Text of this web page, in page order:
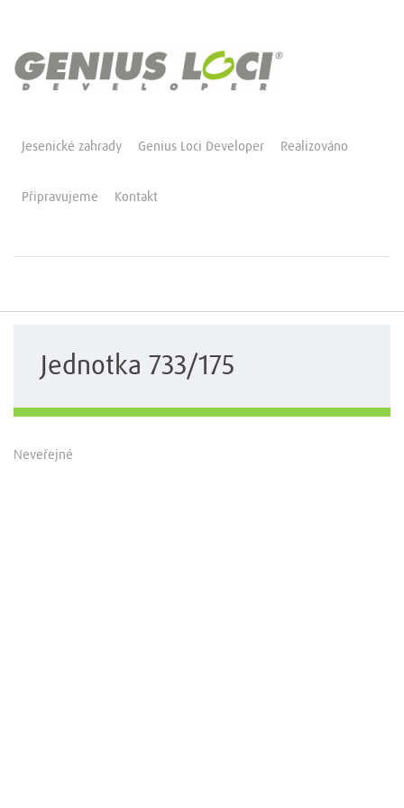
Jesenické zahrady Genius Loci Developer Realizováno
Připravujeme Kontakt
Jednotka 733/175
Neveřejné